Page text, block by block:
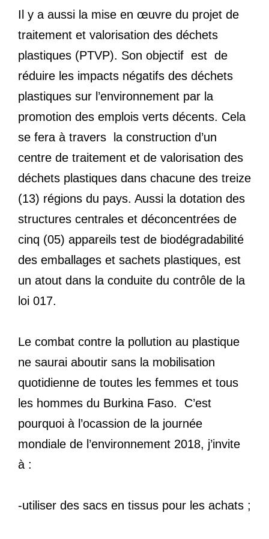
Il y a aussi la mise en œuvre du projet de
traitement et valorisation des déchets
plastiques (PTVP). Son objectif est de
réduire les impacts négatifs des déchets
plastiques sur l’environnement par la
promotion des emplois verts décents. Cela
se fera à travers la construction d’un
centre de traitement et de valorisation des
déchets plastiques dans chacune des treize
(13) régions du pays. Aussi la dotation des
structures centrales et déconcentrées de
cinq (05) appareils test de biodégradabilité
des emballages et sachets plastiques, est
un atout dans la conduite du contrôle de la
loi 017.
Le combat contre la pollution au plastique
ne saurai aboutir sans la mobilisation
quotidienne de toutes les femmes et tous
les hommes du Burkina Faso. C’est
pourquoi à l’ocassion de la journée
mondiale de l’environnement 2018, j’invite
à :
-utiliser des sacs en tissus pour les achats ;